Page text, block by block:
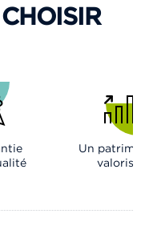
Un
valorisé